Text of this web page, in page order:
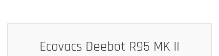
Ecovacs Deebot R95 MK II